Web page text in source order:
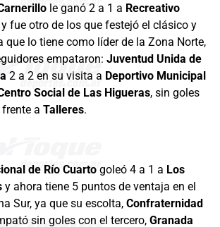
le ganó 2 a 1 a Recreativo
y fue otro de los que festejó el clásico y
que lo tiene como líder de la Zona Norte,
empataron: Juventud Unida de
2 a 2 en su visita a Deportivo Municipal
Social de Las Higueras, sin goles
a Talleres.
de Río Cuartogoleó 4 a 1 a Los
y ahora tiene 5 puntos de ventaja en el
Sur, ya que su escolta, Confraternidad
sin goles con el tercero, Granada